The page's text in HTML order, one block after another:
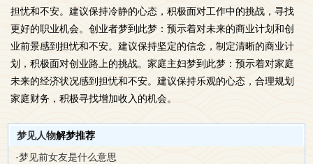
担忧和不安。建议保持冷静的心态，积极面对工作中的挑战，寻找
更好的职业机会。创业者梦到此梦：预示着对未来的商业计划和创
业前景感到担忧和不安。建议保持坚定的信念，制定清晰的商业计
划，积极面对创业路上的挑战。家庭主妇梦到此梦：预示着对家庭
未来的经济状况感到担忧和不安。建议保持乐观的心态，合理规划
家庭财务，积极寻找增加收入的机会。
梦见人物解梦推荐
·梦见前女友是什么意思